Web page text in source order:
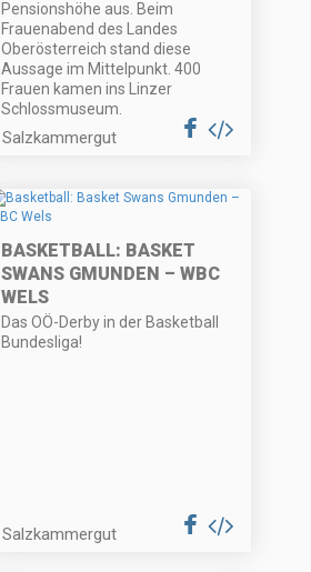
Pensionshöhe aus. Beim
Frauenabend des Landes
Oberösterreich stand diese
Aussage im Mittelpunkt. 400
Frauen kamen ins Linzer
Schlossmuseum.
Salzkammergut
BASKETBALL: BASKET
SWANS GMUNDEN – WBC
WELS
Das OÖ-Derby in der Basketball
Bundesliga!
Salzkammergut